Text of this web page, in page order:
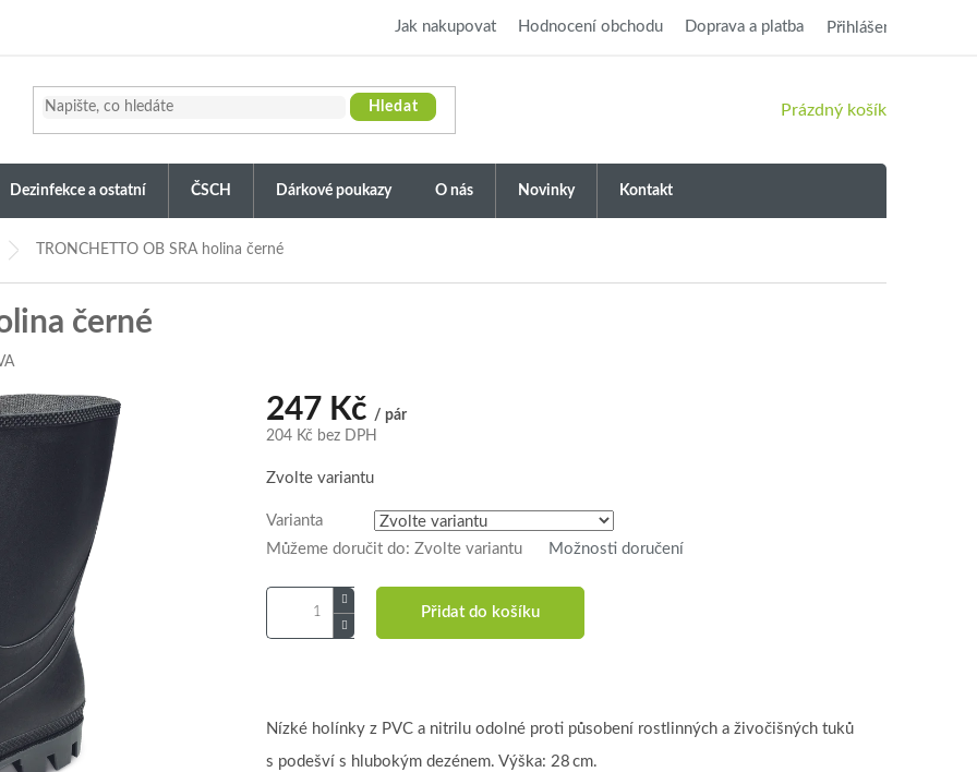
Jak nakupovat Hodnocení obchodu Doprava a platba Přihlášení
Hledat
NÁKUPNÍ
Prázdný košík
Dezinfekce a ostatní ČSCH Dárkové poukazy O nás Novinky Kontakt
TRONCHETTO OB SRA holina černé
černé
247 Kč / pár
204 Kč bez DPH
cena:
Zvolte variantu
Varianta
Můžeme doručit do: Zvolte variantu Možnosti doručení
Přidat do košíku
Nízké holínky z PVC a nitrilu odolné proti působení rostlinných a živočišných tuků
s podešví s hlubokým dezénem. Výška: 28 cm.